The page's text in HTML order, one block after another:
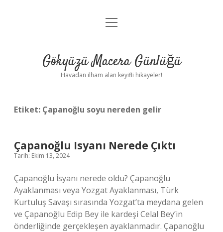
Anasayfa
Yasal Uyarı
menüyü
Gökyüzü Macera Günlüğü
Havadan ilham alan keyifli hikayeler!
Etiket: Çapanoğlu soyu nereden gelir
Çapanoğlu Isyanı Nerede Çıktı
Tarih: Ekim 13, 2024
Çapanoğlu İsyanı nerede oldu? Çapanoğlu
Ayaklanması veya Yozgat Ayaklanması, Türk
Kurtuluş Savaşı sırasında Yozgat’ta meydana gelen
ve Çapanoğlu Edip Bey ile kardeşi Celal Bey’in
önderliğinde gerçekleşen ayaklanmadır. Çapanoğlu